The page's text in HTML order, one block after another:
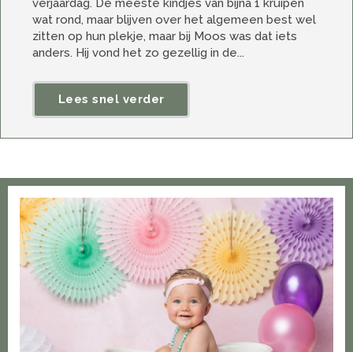
verjaardag. De meeste kindjes van bijna 1 kruipen
wat rond, maar blijven over het algemeen best wel
zitten op hun plekje, maar bij Moos was dat iets
anders. Hij vond het zo gezellig in de...
Lees snel verder